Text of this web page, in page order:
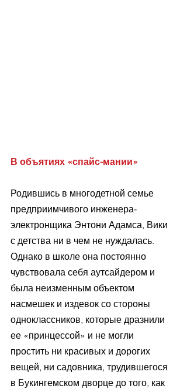
В объятиях «спайс-мании»
Родившись в многодетной семье
предприимчивого инженера-
электронщика Энтони Адамса, Вики
с детства ни в чем не нуждалась.
Однако в школе она постоянно
чувствовала себя аутсайдером и
была неизменным объектом
насмешек и издевок со стороны
одноклассников, которые дразнили
ее «принцессой» и не могли
простить ни красивых и дорогих
вещей, ни садовника, трудившегося
в Букингемском дворце до того, как